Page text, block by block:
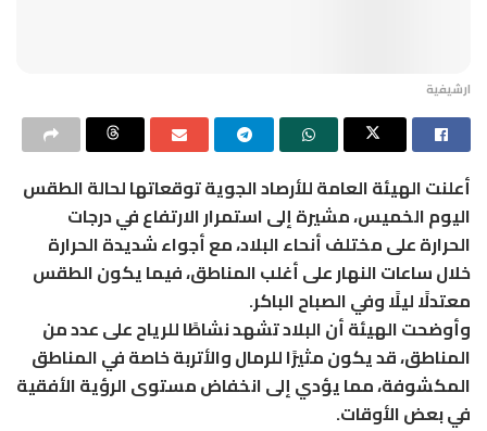
ارشيفية
أعلنتالهيئة العامة للأرصاد الجويةتوقعاتها لحالة الطقس
اليوم الخميس، مشيرة إلى استمرار الارتفاع في درجات
الحرارة على مختلف أنحاء البلاد، مع أجواء شديدة الحرارة
خلال ساعات النهار على أغلب المناطق، فيما يكون الطقس
معتدلًا ليلًا وفي الصباح الباكر.
وأوضحت الهيئة أن البلاد تشهد نشاطًا للرياح على عدد من
المناطق، قد يكون مثيرًا للرمال والأتربة خاصة في المناطق
المكشوفة، مما يؤدي إلى انخفاض مستوى الرؤية الأفقية
في بعض الأوقات.